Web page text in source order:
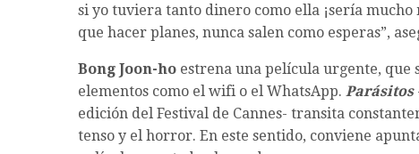
si yo tuviera tanto dinero como ella ¡sería mucho
que hacer planes, nunca salen como esperas”,
Bong Joon-ho estrena una película urgente,
elementos como el wifi o el WhatsApp. Parásitos
edición del Festival de Cannes- transita
tenso y el horror. En este sentido, conviene